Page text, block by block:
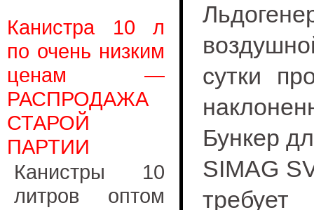
Канистра 10 л
по очень низким
ценам —
РАСПРОДАЖА
СТАРОЙ
ПАРТИИ
Канистры 10
литров оптом
сутки
Бункер
SIMAG